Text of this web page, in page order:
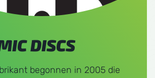
DISCS
begonnen in 2005 die